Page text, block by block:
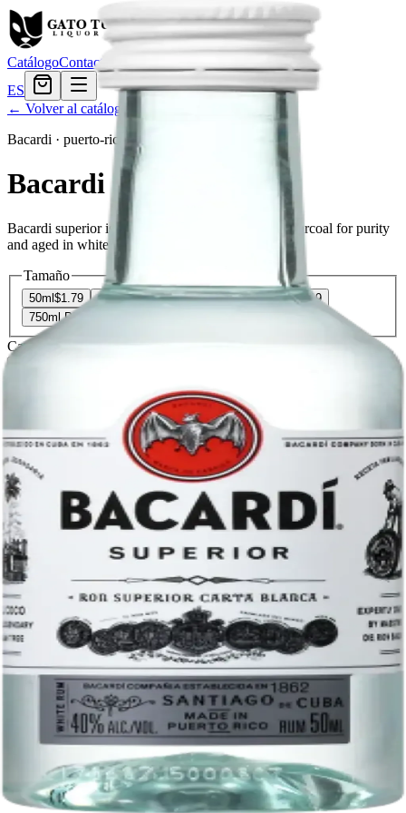
CatálogoContacto
ES
← Volver al catálogo
Bacardi · puerto-rico
Bacardi Superior
Bacardi superior is a white rum, filtered through charcoal for purity
and aged in white oak for character.
Tamaño
50ml $1.79 200ml$5.39 375ml$10.67 750ml$19.19
750ml PET
Cantidad 28en stock
Licorera · envíos locales
Política de privacidad
Términos y condiciones
Política de devoluciones
Delivery · Miami
Delivery de licores en Miami
Delivery a Brickell
Licorera en Brickell
Delivery Coral Gables
Cervezas a domicilio Miami
© 2026 El Gato Tuerto · Licorera·Bebé responsablemente.